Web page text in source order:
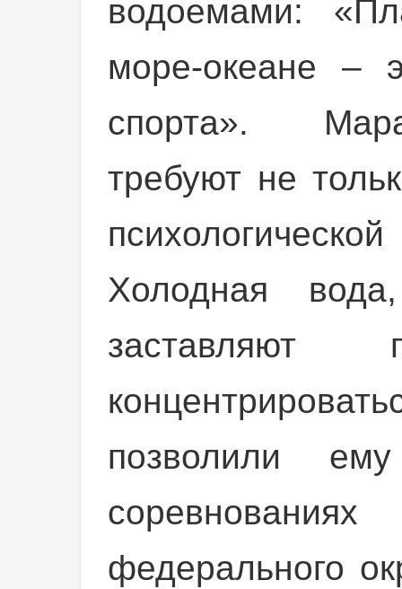
водоемами:
море-океане –
спорта».
требуют не
Холодная
заставляют
позволили
федерального